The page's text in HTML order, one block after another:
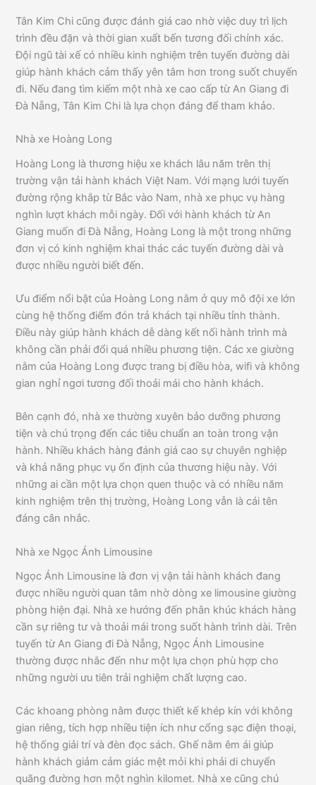
Tân Kim Chi cũng được đánh giá cao nhờ việc duy trì lịch
trình đều đặn và thời gian xuất bến tương đối chính xác.
Đội ngũ tài xế có nhiều kinh nghiệm trên tuyến đường dài
giúp hành khách cảm thấy yên tâm hơn trong suốt chuyến
đi. Nếu đang tìm kiếm một nhà xe cao cấp từ An Giang đi
Đà Nẵng, Tân Kim Chi là lựa chọn đáng để tham khảo.
Nhà xe Hoàng Long
Hoàng Long là thương hiệu xe khách lâu năm trên thị
trường vận tải hành khách Việt Nam. Với mạng lưới tuyến
đường rộng khắp từ Bắc vào Nam, nhà xe phục vụ hàng
nghìn lượt khách mỗi ngày. Đối với hành khách từ An
Giang muốn đi Đà Nẵng, Hoàng Long là một trong những
đơn vị có kinh nghiệm khai thác các tuyến đường dài và
được nhiều người biết đến.
Ưu điểm nổi bật của Hoàng Long nằm ở quy mô đội xe lớn
cùng hệ thống điểm đón trả khách tại nhiều tỉnh thành.
Điều này giúp hành khách dễ dàng kết nối hành trình mà
không cần phải đổi quá nhiều phương tiện. Các xe giường
nằm của Hoàng Long được trang bị điều hòa, wifi và không
gian nghỉ ngơi tương đối thoải mái cho hành khách.
Bên cạnh đó, nhà xe thường xuyên bảo dưỡng phương
tiện và chú trọng đến các tiêu chuẩn an toàn trong vận
hành. Nhiều khách hàng đánh giá cao sự chuyên nghiệp
và khả năng phục vụ ổn định của thương hiệu này. Với
những ai cần một lựa chọn quen thuộc và có nhiều năm
kinh nghiệm trên thị trường, Hoàng Long vẫn là cái tên
đáng cân nhắc.
Nhà xe Ngọc Ánh Limousine
Ngọc Ánh Limousine là đơn vị vận tải hành khách đang
được nhiều người quan tâm nhờ dòng xe limousine giường
phòng hiện đại. Nhà xe hướng đến phân khúc khách hàng
cần sự riêng tư và thoải mái trong suốt hành trình dài. Trên
tuyến từ An Giang đi Đà Nẵng, Ngọc Ánh Limousine
thường được nhắc đến như một lựa chọn phù hợp cho
những người ưu tiên trải nghiệm chất lượng cao.
Các khoang phòng nằm được thiết kế khép kín với không
gian riêng, tích hợp nhiều tiện ích như cổng sạc điện thoại,
hệ thống giải trí và đèn đọc sách. Ghế nằm êm ái giúp
hành khách giảm cảm giác mệt mỏi khi phải di chuyển
quãng đường hơn một nghìn kilomet. Nhà xe cũng chú